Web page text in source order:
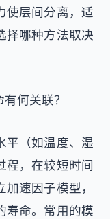
使层间分离，适
择哪种方法取决
何关联？
平（如温度、湿
程，在较短时间
速因子模型，
寿命。常用的模